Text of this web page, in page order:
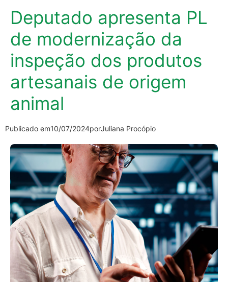
Deputado apresenta PL
de modernização da
inspeção dos produtos
artesanais de origem
animal
Publicado em10/07/2024porJuliana Procópio